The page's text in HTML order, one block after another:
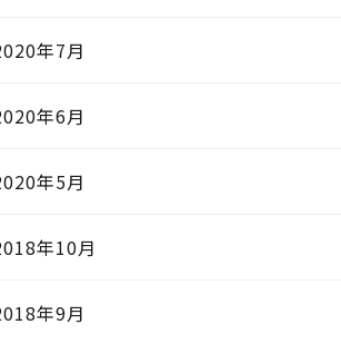
年7月
年6月
年5月
年10月
年9月